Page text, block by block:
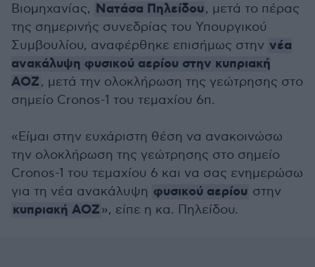
Βιομηχανίας, Νατάσα Πηλείδου, μετά το πέρας
της σημερινής συνεδρίας του Υπουργικού
Συμβουλίου, αναφέρθηκε επισήμως στην νέα
ανακάλυψη φυσικού αερίου στην κυπριακή
ΑΟΖ, μετά την ολοκλήρωση της γεώτρησης στο
σημείο Cronos-1 του τεμαχίου 6π.
«Είμαι στην ευχάριστη θέση να ανακοινώσω
την ολοκλήρωση της γεώτρησης στο σημείο
Cronos-1 του τεμαχίου 6 και να σας ενημερώσω
για τη νέα ανακάλυψη φυσικού αερίου στην
κυπριακή ΑΟΖ», είπε η κα. Πηλείδου.